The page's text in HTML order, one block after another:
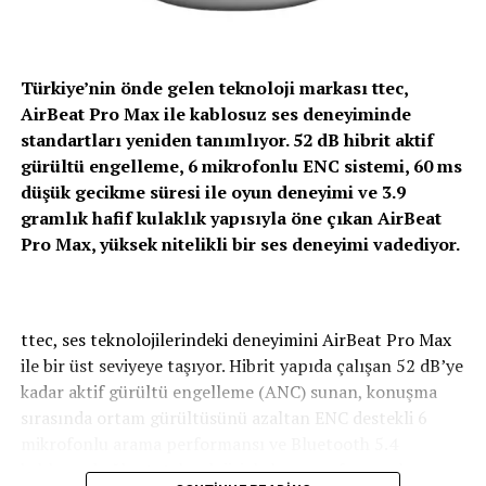
BENZER İÇERIKLER
DON'T MISS
ttec’ten yüksek performanslı kablosuz kulaklık: AirBeat
Pro Max
konumlanan ürün; yükseltilmiş hoparlör sistemi,
geliştirilmiş alüminyum tabla ve tone arm yapısı,
Bluetooth in/out ve Auracast bağlantı seçenekleriyle
vinil deneyimini daha rafine hale getiriyor. Böylece
Philips Sound, analog müzik keyfini modern yaşam
alanlarına ve çoklu kullanım senaryolarına uygun
biçimde yeniden tanımlıyor.
Philips Sound’un 1980’lerin cesur, renkli ve karakter
sahibi tasarım anlayışını günümüze taşıyan
Moving
Sound
serisi de markanın 100. yıl kutlamalarının önemli
başlıklarından biri olarak öne çıkıyor. 2026’nın ikinci
Türkiye’nin önde gelen teknoloji markası ttec,
AirBeat Pro Max ile kablosuz ses deneyiminde
standartları yeniden tanımlıyor. 52 dB hibrit aktif
gürültü engelleme, 6 mikrofonlu ENC sistemi, 60 ms
düşük gecikme süresi ile oyun deneyimi ve 3.9
gramlık hafif kulaklık yapısıyla öne çıkan AirBeat
Pro Max, yüksek nitelikli bir ses deneyimi vadediyor.
ttec, ses teknolojilerindeki deneyimini AirBeat Pro Max
ile bir üst seviyeye taşıyor. Hibrit yapıda çalışan 52 dB’ye
kadar aktif gürültü engelleme (ANC) sunan, konuşma
sırasında ortam gürültüsünü azaltan ENC destekli 6
kablosuz bağlantı teknolojisiyle hem profesyonel